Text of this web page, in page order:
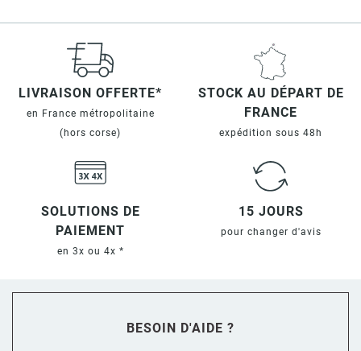
LIVRAISON OFFERTE*
en France métropolitaine
(hors corse)
STOCK AU DÉPART DE
FRANCE
expédition sous 48h
SOLUTIONS DE
PAIEMENT
en 3x ou 4x *
15 JOURS
pour changer d'avis
BESOIN D'AIDE ?